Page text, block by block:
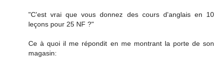
"C'est vrai que vous donnez des cours d'anglais en 10
leçons pour 25 NF ?"
Ce à quoi il me répondit en me montrant la porte de son
magasin: